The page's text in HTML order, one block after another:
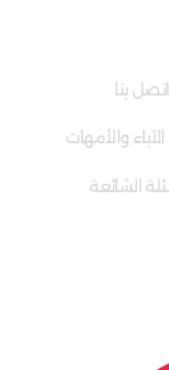
اتصل بنا
والأمهات
الشائعة